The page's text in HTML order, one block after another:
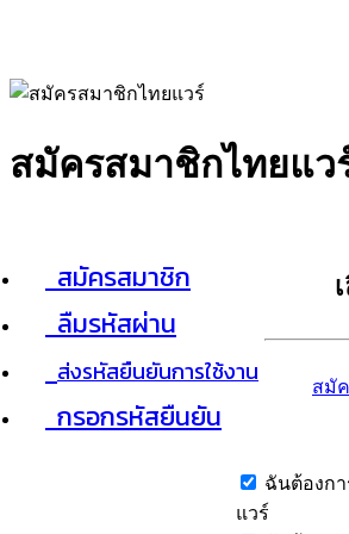
สมัครสมาชิกไทยแว
สมัครสมาชิก
ลืมรหัสผ่าน
ส่งรหัสยืนยันการใช้งาน
กรอกรหัสยืนยัน
สมั
ฉันต้องก
แวร์